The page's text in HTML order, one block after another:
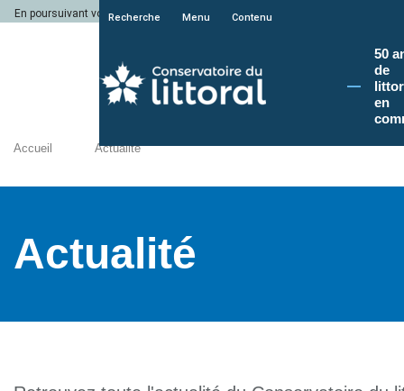
En poursuivant votre navigation sur le site du Conservatoire du littoral, vous
Recherche Menu Contenu
50
de
en
Accueil Actualité
Actualité